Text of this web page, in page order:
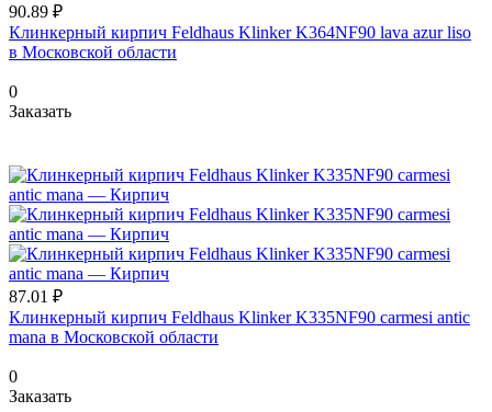
90.89 ₽
Клинкерный кирпич Feldhaus Klinker K364NF90 lava azur liso
в Московской области
0
Заказать
87.01 ₽
Клинкерный кирпич Feldhaus Klinker K335NF90 carmesi antic
mana в Московской области
0
Заказать